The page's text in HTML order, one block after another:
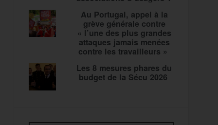
Au Portugal, appel à la
grève générale contre
« l’une des plus grandes
attaques jamais menées
contre les travailleurs »
Les 8 mesures phares du
budget de la Sécu 2026